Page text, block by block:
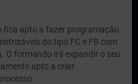
fica apto a fazer programação
do tipo FC e FB com
O formando irá expandir o seu
apto a criar